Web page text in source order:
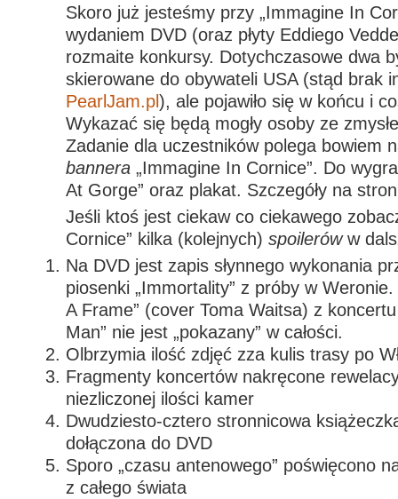
Skoro już jesteśmy przy „Immagine In
wydaniem DVD (oraz płyty Eddiego
rozmaite konkursy. Dotychczasowe dwa
skierowane do obywateli USA (stąd brak
PearlJam.pl), ale pojawiło się w końcu i
Wykazać się będą mogły osoby ze
Zadanie dla uczestników polega bowiem
bannera
„Immagine In Cornice”. Do
At Gorge” oraz plakat. Szczegóły na
Jeśli ktoś jest ciekaw co ciekawego
Cornice” kilka (kolejnych) spoileróww
Na DVD jest zapis słynnego wykonania
piosenki „Immortality” z próby w
A Frame” (cover Toma Waitsa) z
Man” nie jest „pokazany” w całości.
Olbrzymia ilość zdjęć zza kulis trasy po
Fragmenty koncertów nakręcone
niezliczonej ilości kamer
Dwudziesto-cztero stronnicowa
dołączona do DVD
Sporo „czasu antenowego” poświęcono
z całego świata